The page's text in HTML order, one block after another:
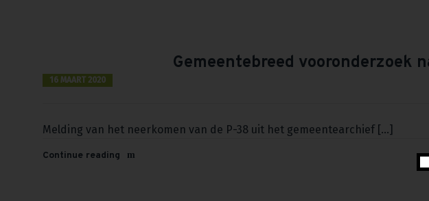
16 MAART 2020
Gemeentebreed vooronderzoek
Melding van het neerkomen van de P-38 uit het gemeentearchief [...]
Continue reading